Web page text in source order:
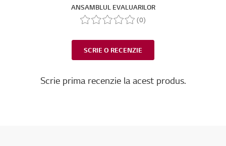
ANSAMBLUL EVALUARILOR
(0)
SCRIE O RECENZIE
Scrie prima recenzie la acest produs.